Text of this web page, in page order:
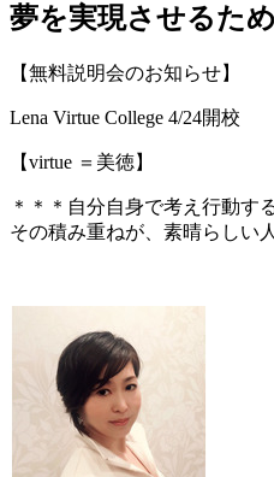
夢を実現させるた
【無料説明会のお知らせ】
Lena Virtue College 4/24開校
【virtue ＝美徳】
＊＊＊自分自身で考え行動する
その積み重ねが、素晴らしい